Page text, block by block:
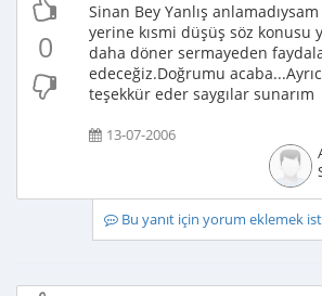
0
Sinan Bey Yanlış
yerine kısmi düşüş söz
daha döner sermayeden
edeceğiz.Doğrumu
teşekkür eder saygılar sunarım
13-07-2006
Bu yanıt için yorum eklemek